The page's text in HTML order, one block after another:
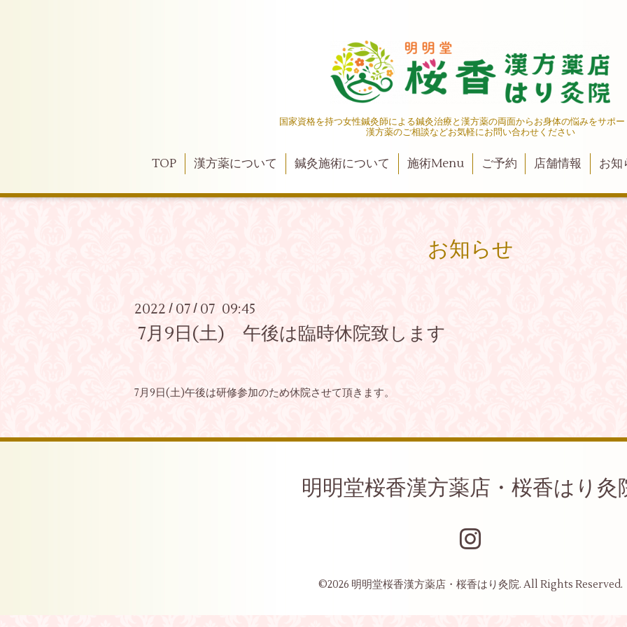
国家資格を持つ女性鍼灸師による鍼灸治療と漢方薬の両面からお身体の悩みをサポ
漢方薬のご相談などお気軽にお問い合わせください
TOP 漢方薬について 鍼灸施術について 施術Menu ご予約 店舗情報 お知
お知らせ
2022 / 07 / 07 09:45
7月9日(土) 午後は臨時休院致します
7月9日(土)午後は研修参加のため休院させて頂きます。
明明堂桜香漢方薬店・桜香はり灸
©2026 明明堂桜香漢方薬店・桜香はり灸院. All Rights Reserved.